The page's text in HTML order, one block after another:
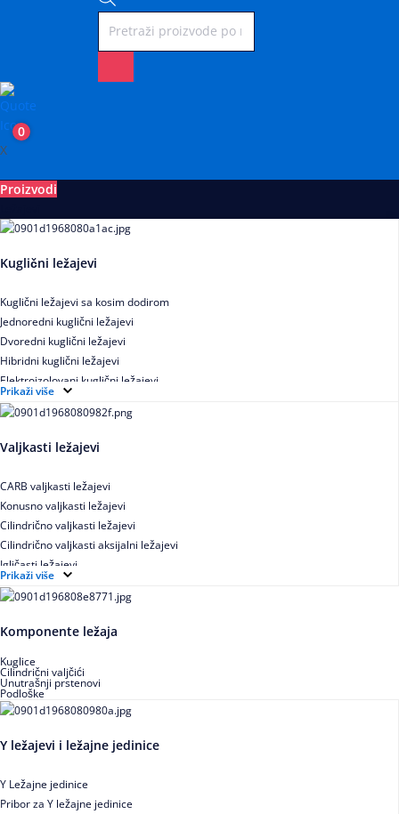
0
X
Proizvodi
Kuglični ležajevi
Kuglični ležajevi sa kosim dodirom
Jednoredni kuglični ležajevi
Dvoredni kuglični ležajevi
Hibridni kuglični ležajevi
Elektroizolovani kuglični ležajevi
Samopodesivi kuglični ležajevi
Aksijalni kuglični ležajevi
Kuglični ležajevi od nerđajućeg čelika
Prikaži više
Valjkasti ležajevi
CARB valjkasti ležajevi
Konusno valjkasti ležajevi
Cilindrično valjkasti ležajevi
Cilindrično valjkasti aksijalni ležajevi
Igličasti ležajevi
Igličasti aksijalni ležajevi
Buričasti ležajevi
Buričasti zaptiveni ležajevi
Buričasti aksijalni ležajevi
Prikaži više
Komponente ležaja
Kuglice
Cilindrični valjčići
Unutrašnji prstenovi
Podloške
Y ležajevi i ležajne jedinice
Y Ležajne jedinice
Pribor za Y ležajne jedinice